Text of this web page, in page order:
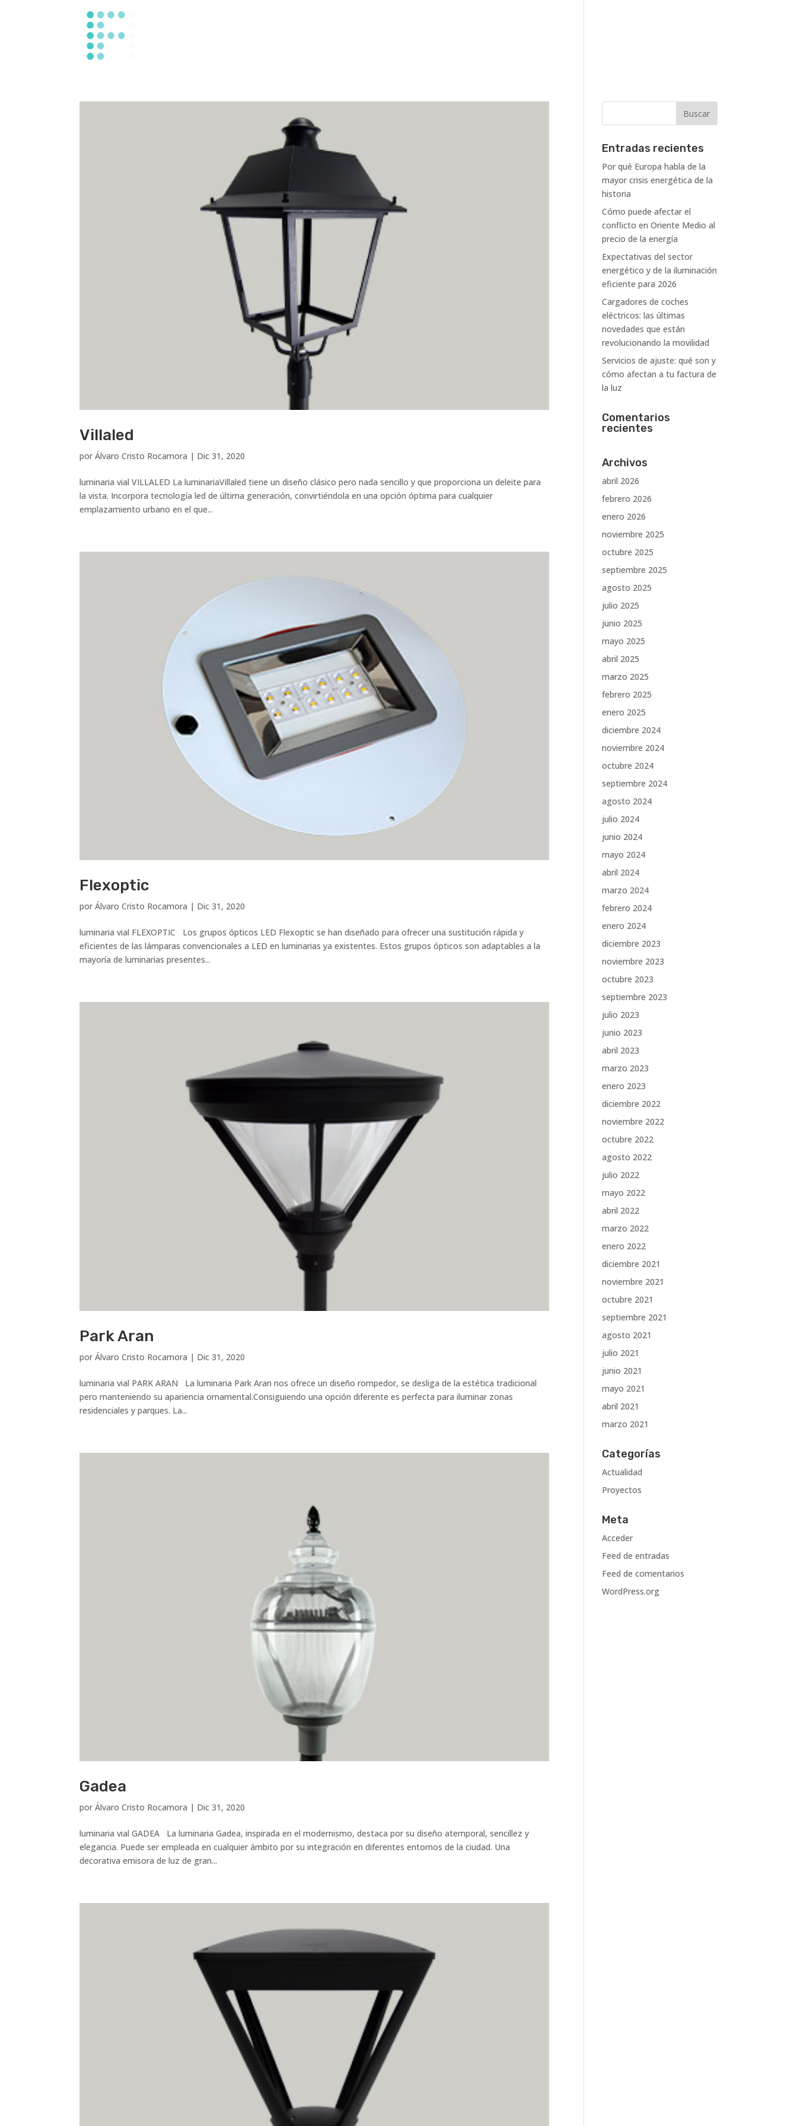
Proyectos
Villaled
porÁlvaro Cristo Rocamora | Dic 31, 2020
luminaria vial VILLALED La luminariaVillaled tiene un diseño clásico pero nada sencillo y que proporciona un deleite para
la vista. Incorpora tecnología led de última generación, convirtiéndola en una opción óptima para cualquier
emplazamiento urbano en el que...
Flexoptic
porÁlvaro Cristo Rocamora | Dic 31, 2020
luminaria vial FLEXOPTIC Los grupos ópticos LED Flexoptic se han diseñado para ofrecer una sustitución rápida y
eficientes de las lámparas convencionales a LED en luminarias ya existentes. Estos grupos ópticos son adaptables a la
mayoría de luminarias presentes...
Park Aran
porÁlvaro Cristo Rocamora | Dic 31, 2020
luminaria vial PARK ARAN La luminaria Park Aran nos ofrece un diseño rompedor, se desliga de la estética tradicional
pero manteniendo su apariencia ornamental.Consiguiendo una opción diferente es perfecta para iluminar zonas
residenciales y parques. La...
Gadea
porÁlvaro Cristo Rocamora | Dic 31, 2020
luminaria vial GADEA La luminaria Gadea, inspirada en el modernismo, destaca por su diseño atemporal, sencillez y
elegancia. Puede ser empleada en cualquier ámbito por su integración en diferentes entornos de la ciudad. Una
decorativa emisora de luz de gran...
Entradas recientes
Por qué Europa habla de la
mayor crisis energética de la
historia
Cómo puede afectar el
conflicto en Oriente Medio al
precio de la energía
Expectativas del sector
energético y de la iluminación
eficiente para 2026
Cargadores de coches
eléctricos: las últimas
novedades que están
revolucionando la movilidad
Servicios de ajuste: qué son y
cómo afectan a tu factura de
la luz
Comentarios
recientes
Archivos
abril 2026
febrero 2026
enero 2026
noviembre 2025
octubre 2025
septiembre 2025
agosto 2025
julio 2025
junio 2025
mayo 2025
abril 2025
marzo 2025
febrero 2025
enero 2025
diciembre 2024
noviembre 2024
octubre 2024
septiembre 2024
agosto 2024
julio 2024
junio 2024
mayo 2024
abril 2024
marzo 2024
febrero 2024
enero 2024
diciembre 2023
noviembre 2023
octubre 2023
septiembre 2023
julio 2023
junio 2023
abril 2023
marzo 2023
enero 2023
diciembre 2022
noviembre 2022
octubre 2022
agosto 2022
julio 2022
mayo 2022
abril 2022
marzo 2022
enero 2022
diciembre 2021
noviembre 2021
octubre 2021
septiembre 2021
agosto 2021
julio 2021
junio 2021
mayo 2021
abril 2021
marzo 2021
Categorías
Actualidad
Proyectos
Meta
Acceder
Feed de entradas
Feed de comentarios
WordPress.org